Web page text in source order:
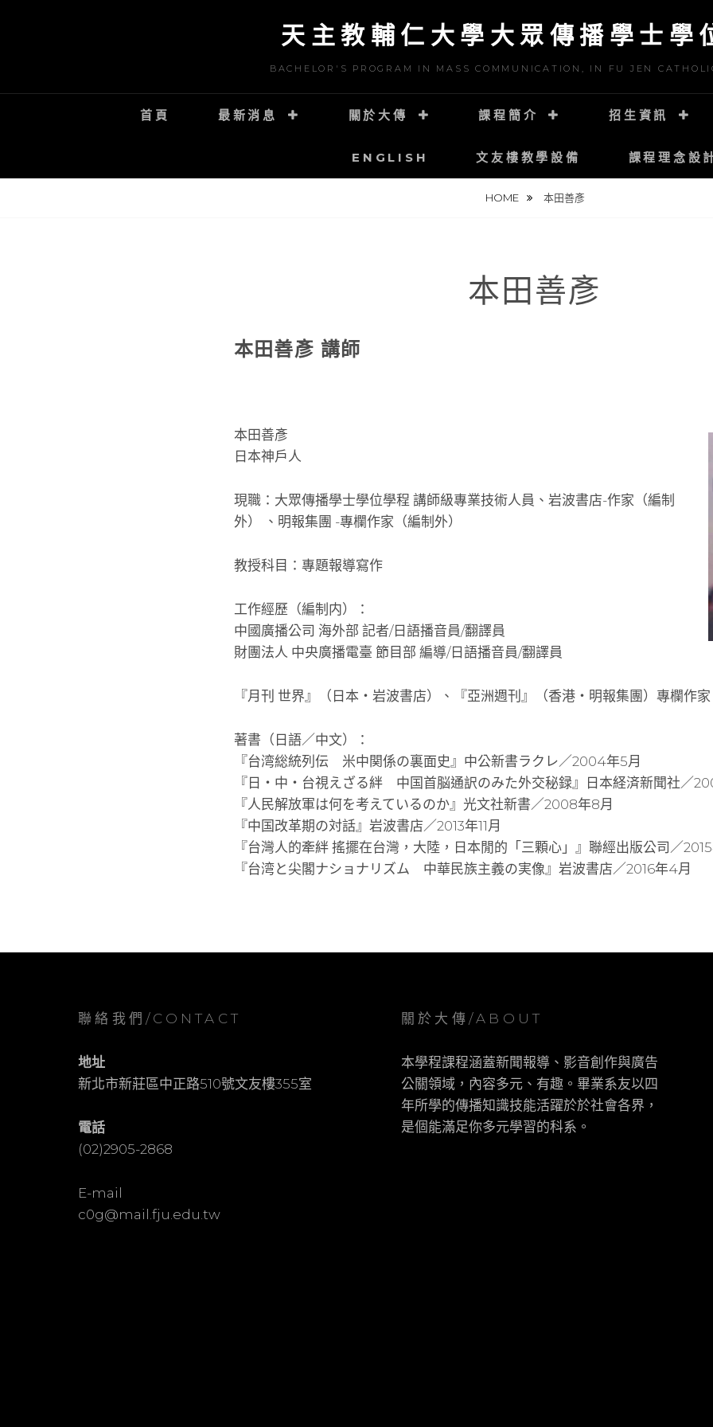
t
n
天主教輔仁大學大眾傳播學士學
BACHELOR'S PROGRAM IN MASS COMMUNICATION, IN FU JEN
首頁 最新消息 關於大傳 課程簡介 招生資訊
ENGLISH 文友樓教學設備 課程理念設
HOME 本田善彥
本田善彥
本田善彥 講師
本田善彥
日本神戶人
現職：大眾傳播學士學位學程 講師級專業技術人員、岩波書店-作家（編制
外） 、明報集團 -專欄作家（編制外）
教授科目：專題報導寫作
工作經歷（編制内）：
中國廣播公司 海外部 記者/日語播音員/翻譯員
財團法人 中央廣播電臺 節目部 編導/日語播音員/翻譯員
『月刊 世界』（日本・岩波書店）、『亞洲週刊』（香港・明報集團）專欄作
著書（日語／中文）：
『台湾総統列伝 米中関係の裏面史』中公新書ラクレ／2004年5月
『日・中・台視えざる絆 中国首脳通訳のみた外交秘録』日本経済新聞社／
『人民解放軍は何を考えているのか』光文社新書／2008年8月
『中国改革期の対話』岩波書店／2013年11月
『台灣人的牽絆 搖擺在台灣，大陸，日本閒的「三顆心」』聯經出版公司／
『台湾と尖閣ナショナリズム 中華民族主義の実像』岩波書店／2016年4月
聯絡我們/CONTACT
地址
新北市新莊區中正路510號文友樓355室
電話
(02)2905-2868
E-mail
c0g@mail.fju.edu.tw
關於大傳/ABOUT
本學程課程涵蓋新聞報導、影音創作與廣告
公關領域，內容多元、有趣。畢業系友以四
年所學的傳播知識技能活躍於於社會各界，
是個能滿足你多元學習的科系。